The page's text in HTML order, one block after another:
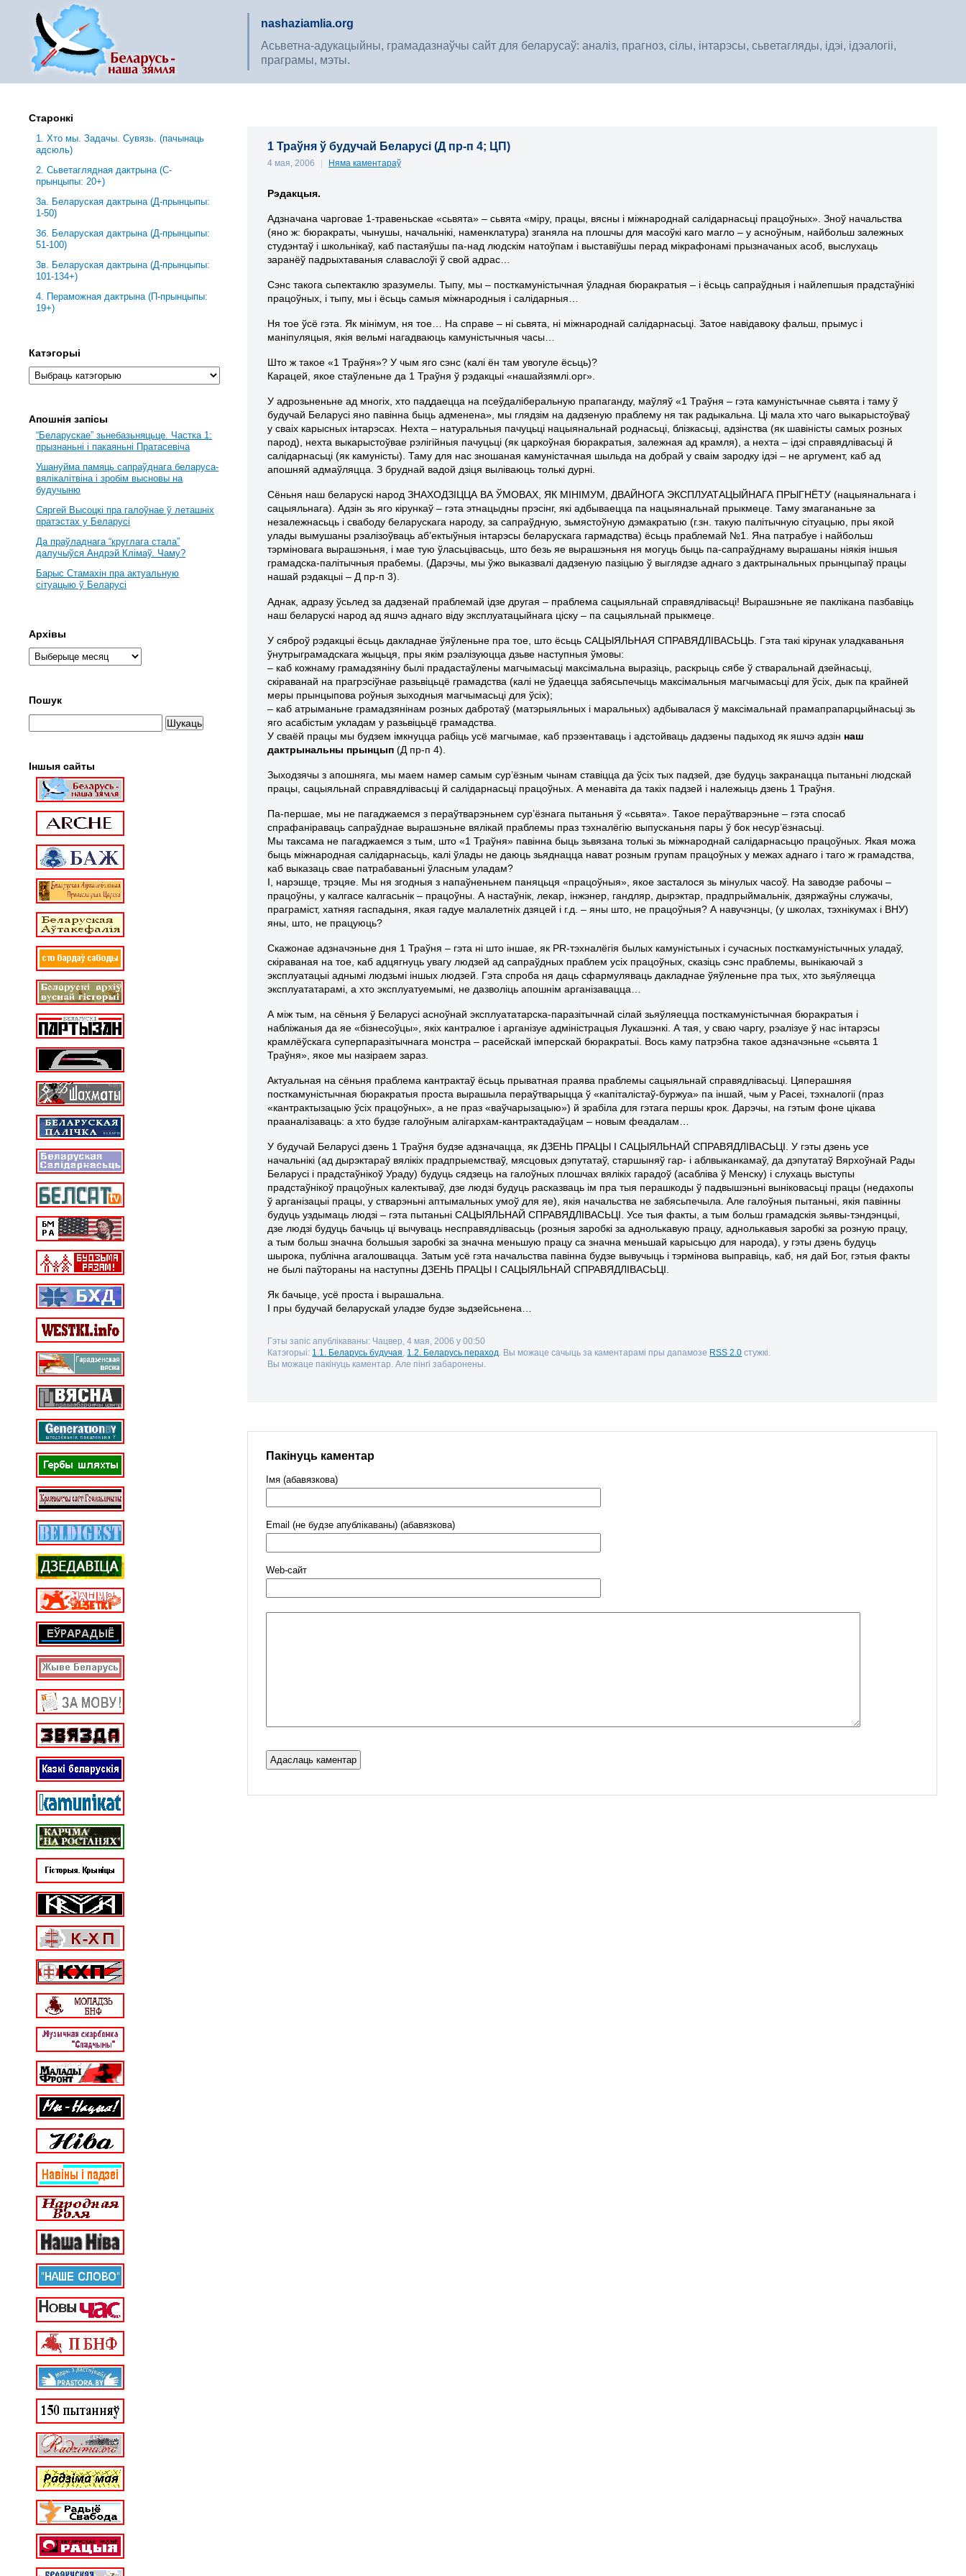
nashaziamlia.org
Асьветна-адукацыйны, грамадазнаўчы сайт для беларусаў: аналіз, прагноз, сілы, інтарэсы, сьветагляды, ідэі, ідэалогіі,
праграмы, мэты.
1 Траўня ў будучай Беларусі (Д пр-п 4; ЦП)
4 мая, 2006 | Няма каментараў
Рэдакцыя.
Адзначана чарговае 1-травеньскае «сьвята» – сьвята «міру, працы, вясны і міжнароднай салідарнасьці працоўных». Зноў начальства
(яно ж: бюракраты, чынушы, начальнікі, наменклатура) зганяла на плошчы для масоўкі каго магло – у асноўным, найбольш залежных
студэнтаў і школьнікаў, каб пастаяўшы па-над людскім натоўпам і выставіўшы перад мікрафонамі прызначаных асоб, выслухаць
заранёў падрыхтаваныя славаслоўі ў свой адрас…
Сэнс такога сьпектаклю зразумелы. Тыпу, мы – посткамуністычная ўладная бюракратыя – і ёсьць сапраўдныя і найлепшыя прадстаўнікі
працоўных, і тыпу, мы і ёсьць самыя міжнародныя і салідарныя…
Ня тое ўсё гэта. Як мінімум, ня тое… На справе – ні сьвята, ні міжнароднай салідарнасьці. Затое навідавоку фальш, прымус і
маніпуляцыя, якія вельмі нагадваюць камуністычныя часы…
Што ж такое «1 Траўня»? У чым яго сэнс (калі ён там увогуле ёсьць)?
Карацей, якое стаўленьне да 1 Траўня ў рэдакцыі «нашайзямлі.орг».
У адрозьненьне ад многіх, хто паддаецца на псеўдаліберальную прапаганду, маўляў «1 Траўня – гэта камуністычнае сьвята і таму ў
будучай Беларусі яно павінна быць адменена», мы глядзім на дадзеную праблему ня так радыкальна. Ці мала хто чаго выкарыстоўваў
у сваіх карысных інтарэсах. Нехта – натуральныя пачуцьці нацыянальнай роднасьці, блізкасьці, адзінства (як шавіністы самых розных
парод), нехта выкарыстоўвае рэлігійныя пачуцьці (як царкоўная бюракратыя, залежная ад крамля), а нехта – ідэі справядлівасьці й
салідарнасьці (як камуністы). Таму для нас зношаная камуністачная шыльда на добрай у сваім зародку ідэі – не аргумент, каб ад
апошняй адмаўляцца. З бруднай вадой дзіця выліваюць толькі дурні.
Сёньня наш беларускі народ ЗНАХОДЗІЦЦА ВА ЎМОВАХ, ЯК МІНІМУМ, ДВАЙНОГА ЭКСПЛУАТАЦЫЙНАГА ПРЫГНЁТУ (нацыянальнага і
сацыяльнага). Адзін зь яго кірункаў – гэта этнацыдны прэсінг, які адбываецца па нацыянальнай прыкмеце. Таму змагананьне за
незалежнасьць і свабоду беларускага народу, за сапраўдную, зьмястоўную дэмакратыю (г.зн. такую палітычную сітуацыю, пры якой
улады вымушаны рэалізоўваць аб’ектыўныя інтарэсы беларускага гармадства) ёсьць праблемай №1. Яна патрабуе і найбольш
тэрміновага вырашэньня, і мае тую ўласьцівасьць, што безь яе вырашэньня ня могуць быць па-сапраўднаму вырашаны ніякія іншыя
грамадска-палітычныя прабемы. (Дарэчы, мы ўжо выказвалі дадзеную пазіцыю ў выглядзе аднаго з дактрынальных прынцыпаў працы
нашай рэдакцыі – Д пр-п 3).
Аднак, адразу ўсьлед за дадзенай праблемай ідзе другая – праблема сацыяльнай справядлівасьці! Вырашэньне яе паклікана пазбавіць
наш беларускі народ ад яшчэ аднаго віду эксплуатацыйнага ціску – па сацыяльнай прыкмеце.
У сяброў рэдакцыі ёсьць дакладнае ўяўленьне пра тое, што ёсьць САЦЫЯЛЬНАЯ СПРАВЯДЛІВАСЬЦЬ. Гэта такі кірунак уладкаваньня
ўнутрыграмадскага жыцьця, пры якім рэалізуюцца дзьве наступныя ўмовы:
– каб кожнаму грамадзяніну былі прадастаўлены магчымасьці максімальна выразіць, раскрыць сябе ў стваральнай дзейнасьці,
скіраванай на прагрэсіўнае разьвіцьцё грамадства (калі не ўдаецца забясьпечыць максімальныя магчымасьці для ўсіх, дык па крайней
меры прынцыпова роўныя зыходныя магчымасьці для ўсіх);
– каб атрыманьне грамадзянінам розных дабротаў (матэрыяльных і маральных) адбывалася ў максімальнай прамапрапарцыйнасьці зь
яго асабістым укладам у разьвіцьцё грамадства.
У сваёй працы мы будзем імкнуцца рабіць усё магчымае, каб прэзентаваць і адстойваць дадзены падыход як яшчэ адзін наш
дактрынальны прынцып (Д пр-п 4).
Зыходзячы з апошняга, мы маем намер самым сур’ёзным чынам ставіцца да ўсіх тых падзей, дзе будуць закранацца пытаньні людскай
працы, сацыяльнай справядлівасьці й салідарнасьці працоўных. А менавіта да такіх падзей і належыць дзень 1 Траўня.
Па-першае, мы не пагаджаемся з пераўтварэньнем сур’ёзнага пытаньня ў «сьвята». Такое пераўтварэньне – гэта спосаб
спрафаніраваць сапраўднае вырашэньне вялікай праблемы праз тэхналёгію выпусканьня пары ў бок несур’ёзнасьці.
Мы таксама не пагаджаемся з тым, што «1 Траўня» павінна быць зьвязана толькі зь міжнароднай салідарнасьцю працоўных. Якая можа
быць міжнародная салідарнасьць, калі ўлады не даюць зьяднацца нават розным групам працоўных у межах аднаго і таго ж грамадства,
каб выказаць свае патрабаваньні ўласным уладам?
І, нарэшце, трэцяе. Мы ня згодныя з напаўненьнем паняцьця «працоўныя», якое засталося зь мінулых часоў. На заводзе рабочы –
працоўны, у калгасе калгасьнік – працоўны. А настаўнік, лекар, інжэнер, гандляр, дырэктар, прадпрыймальнік, дзяржаўны служачы,
праграміст, хатняя гаспадыня, якая гадуе малалетніх дзяцей і г.д. – яны што, не працоўныя? А навучэнцы, (у школах, тэхнікумах і ВНУ)
яны, што, не працуюць?
Скажонае адзначэньне дня 1 Траўня – гэта ні што іншае, як PR-тэхналёгія былых камуністыных і сучасных посткамуністычных уладаў,
скіраваная на тое, каб адцягнуць увагу людзей ад сапраўдных праблем усіх працоўных, сказіць сэнс праблемы, вынікаючай з
эксплуатацыі аднымі людзьмі іншых людзей. Гэта спроба ня даць сфармуляваць дакладнае ўяўленьне пра тых, хто зьяўляецца
эксплуататарамі, а хто эксплуатуемымі, не дазволіць апошнім арганізавацца…
А між тым, на сёньня ў Беларусі асноўнай эксплуататарска-паразітычнай сілай зьяўляецца посткамуністычная бюракратыя і
набліжаныя да яе «бізнесоўцы», якіх кантралюе і арганізуе адміністрацыя Лукашэнкі. А тая, у сваю чаргу, рэалізуе ў нас інтарэсы
крамлёўскага суперпаразітычнага монстра – расейскай імперскай бюракратыі. Вось каму патрэбна такое адзначэньне «сьвята 1
Траўня», якое мы назіраем зараз.
Актуальная на сёньня праблема кантрактаў ёсьць прыватная праява праблемы сацыяльнай справядлівасьці. Цяперашняя
посткамуністычная бюракратыя проста вырашыла пераўтварыцца ў «капіталістаў-буржуа» па іншай, чым у Расеі, тэхналогіі (праз
«кантрактызацыю ўсіх працоўных», а не праз «ваўчарызацыю») й зрабіла для гэтага першы крок. Дарэчы, на гэтым фоне цікава
прааналізаваць: а хто будзе галоўным алігархам-кантрактадаўцам – новым феадалам…
У будучай Беларусі дзень 1 Траўня будзе адзначацца, як ДЗЕНЬ ПРАЦЫ І САЦЫЯЛЬНАЙ СПРАВЯДЛІВАСЬЦІ. У гэты дзень усе
начальнікі (ад дырэктараў вялікіх прадпрыемстваў, мясцовых дэпутатаў, старшыняў гар- і аблвыканкамаў, да дэпутатаў Вярхоўнай Рады
Беларусі і прадстаўнікоў Ураду) будуць сядзець на галоўных плошчах вялікіх гарадоў (асабліва ў Менску) і слухаць выступы
прадстаўнікоў працоўных калектываў, дзе людзі будуць расказваць ім пра тыя перашкоды ў падвышэньні выніковасьці працы (недахопы
ў арганізацыі працы, у стварэньні аптымальных умоў для яе), якія начальства не забясьпечыла. Але галоўныя пытаньні, якія павінны
будуць уздымаць людзі – гэта пытаньні САЦЫЯЛЬНАЙ СПРАВЯДЛІВАСЬЦІ. Усе тыя факты, а тым больш грамадскія зьявы-тэндэнцыі,
дзе людзі будуць бачыць ці вычуваць несправядлівасьць (розныя заробкі за аднолькавую працу, аднолькавыя заробкі за розную працу,
а тым больш значна большыя заробкі за значна меньшую працу са значна меньшай карысьцю для народа), у гэты дзень будуць
шырока, публічна агалошвацца. Затым усё гэта начальства павінна будзе вывучыць і тэрмінова выправіць, каб, ня дай Бог, гэтыя факты
не былі паўтораны на наступны ДЗЕНЬ ПРАЦЫ І САЦЫЯЛЬНАЙ СПРАВЯДЛІВАСЬЦІ.
Як бачыце, усё проста і вырашальна.
І пры будучай беларускай уладзе будзе зьдзейсьнена…
Гэты запіс апублікаваны: Чацвер, 4 мая, 2006 у 00:50
Катэгорыі: 1.1. Беларусь будучая 1.2. Беларусь пераход . Вы можаце сачыць за каментарамі пры дапамозе RSS 2.0 стужкі.
Вы можаце пакінуць каментар. Але пінгі забаронены.
Пакінуць каментар
Імя (абавязкова)
Email (не будзе апублікаваны) (абавязкова)
Web-cайт
Старонкі
1. Хто мы. Задачы. Сувязь. (пачынаць
адсюль)
2. Сьветаглядная дактрына (С-
прынцыпы: 20+)
3a. Беларуская дактрына (Д-прынцыпы:
1-50)
3б. Беларуская дактрына (Д-прынцыпы:
51-100)
3в. Беларуская дактрына (Д-прынцыпы:
101-134+)
4. Пераможная дактрына (П-прынцыпы:
19+)
Катэгорыі
Апошнія запісы
“Беларускае” зьнебазьняцьце. Частка 1:
прызнаньні і пакаяньні Пратасевіча
Ушануйма памяць сапраўднага беларуса-
вялікалітвіна і зробім высновы на
будучыню
Сяргей Высоцкі пра галоўнае ў леташніх
пратэстах у Беларусі
Да праўладнага “круглага стала”
далучыўся Андрэй Клімаў. Чаму?
Барыс Стамахін пра актуальную
сітуацыю ў Беларусі
Архівы
Пошук
Іншыя сайты